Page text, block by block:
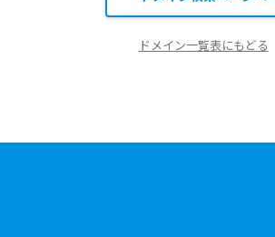
ドメイン一覧表にもどる